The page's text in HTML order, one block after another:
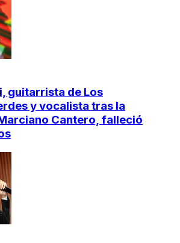
guitarrista de Los
y vocalista tras la
Cantero, falleció